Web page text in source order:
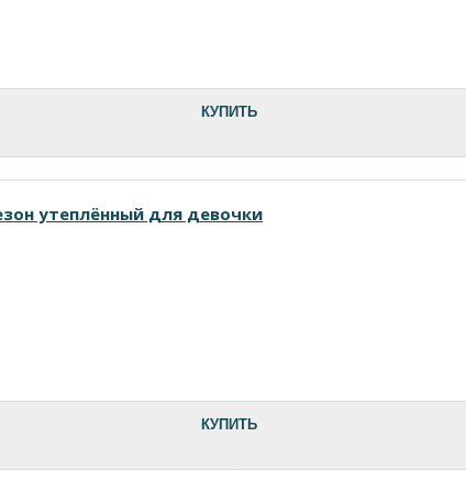
КУПИТЬ
утеплённый для девочки
КУПИТЬ